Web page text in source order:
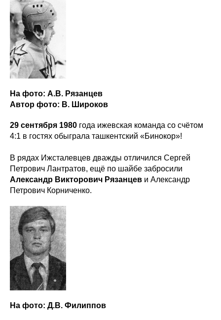
На фото: А.В. Рязанцев
Автор фото: В. Широков
29 сентября 1980 года ижевская команда со счётом
4:1 в гостях обыграла ташкентский «Бинокор»!
В рядах Ижсталевцев дважды отличился Сергей
Петрович Лантратов, ещё по шайбе забросили
Александр Викторович Рязанцев и Александр
Петрович Корниченко.
На фото: Д.В. Филиппов